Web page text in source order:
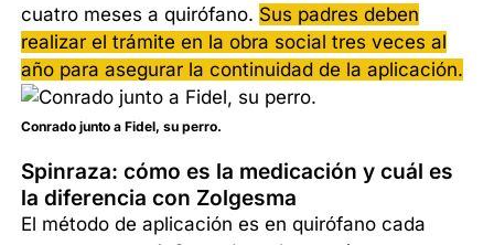
cuatro meses a quirófano. Sus padres deben
realizar el trámite en la obra social tres veces al
año para asegurar la continuidad de la aplicación.
Conrado junto a Fidel, su perro.
Spinraza: cómo es la medicación y cuál es
la diferencia con Zolgesma
El método de aplicación es en quirófano cada